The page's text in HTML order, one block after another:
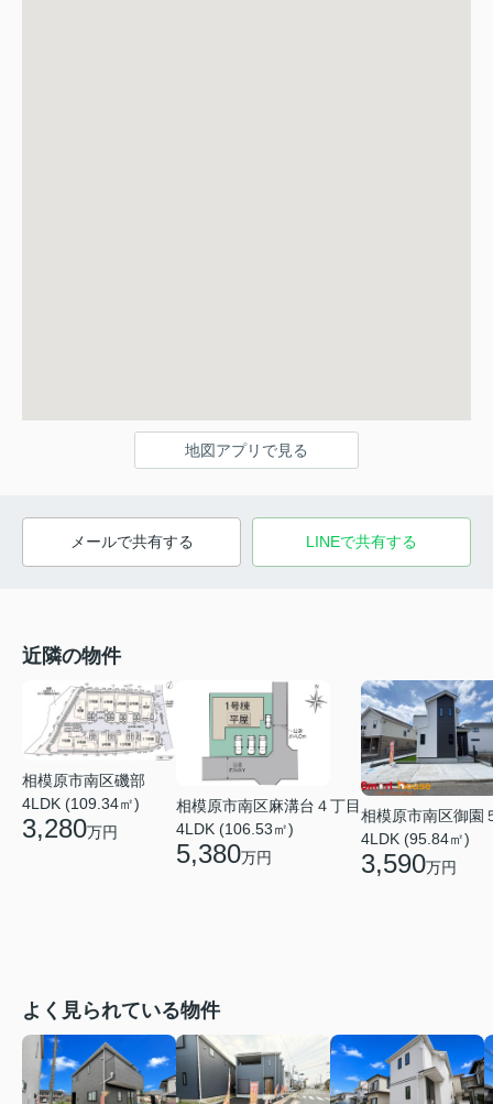
地図アプリで見る
メールで共有する LINEで共有する
近隣の物件
相模原市南区磯部
4LDK (109.34㎡)
3,280万円
相模原市南区麻溝台４丁目
4LDK (106.53㎡)
5,380万円
相模原市南区御園
4LDK (95.84㎡)
3,590万円
よく見られている物件